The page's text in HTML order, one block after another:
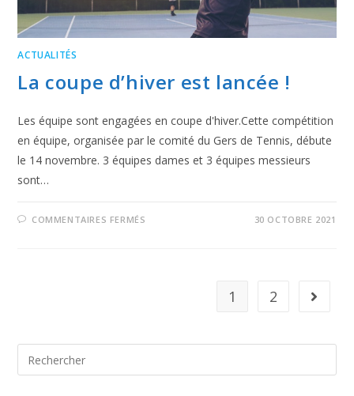
ACTUALITÉS
La coupe d’hiver est lancée !
Les équipe sont engagées en coupe d'hiver.Cette compétition
en équipe, organisée par le comité du Gers de Tennis, débute
le 14 novembre. 3 équipes dames et 3 équipes messieurs
sont…
COMMENTAIRES FERMÉS 30 OCTOBRE 2021
1 2